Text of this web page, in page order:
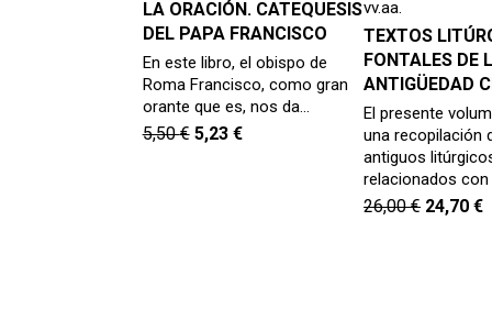
LA ORACIÓN. CATEQUESIS
DEL PAPA FRANCISCO
En este libro, el obispo de
Roma Francisco, como gran
orante que es, nos da…
5,50€ 5,23 €
vv.aa.
TEXTOS
FONTALES DE
ANTIGÜEDAD
El presente
una recopilación
antiguos
relacionados con
26,00€ 24,70€